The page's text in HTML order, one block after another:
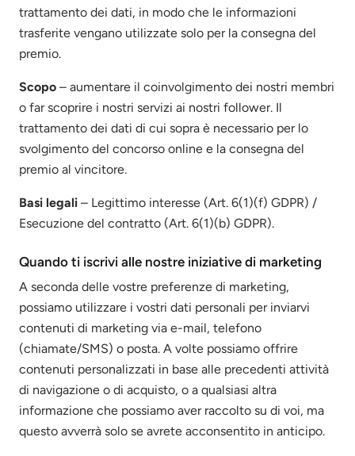
trattamento dei dati, in modo che le informazioni
trasferite vengano utilizzate solo per la consegna del
premio.
Scopo – aumentare il coinvolgimento dei nostri membri
o far scoprire i nostri servizi ai nostri follower. Il
trattamento dei dati di cui sopra è necessario per lo
svolgimento del concorso online e la consegna del
premio al vincitore.
Basi legali – Legittimo interesse (Art. 6(1)(f) GDPR) /
Esecuzione del contratto (Art. 6(1)(b) GDPR).
Quando ti iscrivi alle nostre iniziative di marketing
A seconda delle vostre preferenze di marketing,
possiamo utilizzare i vostri dati personali per inviarvi
contenuti di marketing via e-mail, telefono
(chiamate/SMS) o posta. A volte possiamo offrire
contenuti personalizzati in base alle precedenti attività
di navigazione o di acquisto, o a qualsiasi altra
informazione che possiamo aver raccolto su di voi, ma
questo avverrà solo se avrete acconsentito in anticipo.